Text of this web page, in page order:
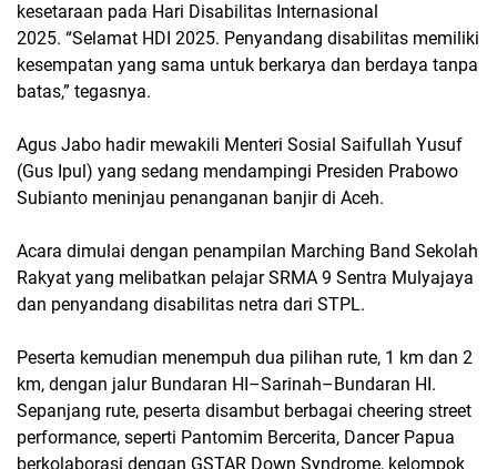
kesetaraan pada Hari Disabilitas Internasional
2025. “Selamat HDI 2025. Penyandang disabilitas memiliki
kesempatan yang sama untuk berkarya dan berdaya tanpa
batas,” tegasnya.
Agus Jabo hadir mewakili Menteri Sosial Saifullah Yusuf
(Gus Ipul) yang sedang mendampingi Presiden Prabowo
Subianto meninjau penanganan banjir di Aceh.
Acara dimulai dengan penampilan Marching Band Sekolah
Rakyat yang melibatkan pelajar SRMA 9 Sentra Mulyajaya
dan penyandang disabilitas netra dari STPL.
Peserta kemudian menempuh dua pilihan rute, 1 km dan 2
km, dengan jalur Bundaran HI–Sarinah–Bundaran HI.
Sepanjang rute, peserta disambut berbagai cheering street
performance, seperti Pantomim Bercerita, Dancer Papua
berkolaborasi dengan GSTAR Down Syndrome, kelompok